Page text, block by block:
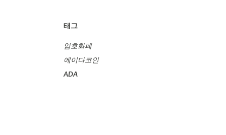
태그
암호화폐
에이다코인
ADA